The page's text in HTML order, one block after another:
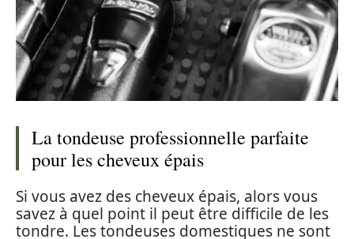
La tondeuse professionnelle parfaite
pour les cheveux épais
Si vous avez des cheveux épais, alors vous
savez à quel point il peut être difficile de les
tondre. Les tondeuses domestiques ne sont